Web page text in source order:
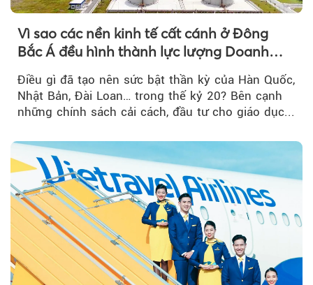
Vì sao các nền kinh tế cất cánh ở Đông
Bắc Á đều hình thành lực lượng Doanh
nghiệp Quốc gia?
Điều gì đã tạo nên sức bật thần kỳ của Hàn Quốc,
Nhật Bản, Đài Loan… trong thế kỷ 20? Bên cạnh
những chính sách cải cách, đầu tư cho giáo dục...